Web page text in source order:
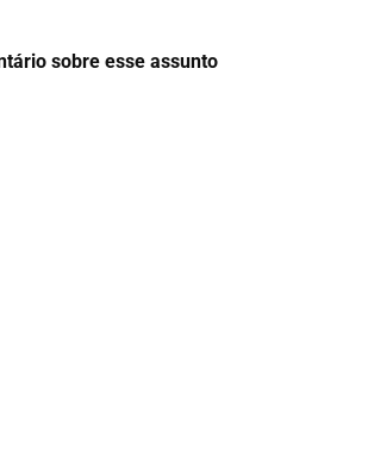
sobre esse assunto